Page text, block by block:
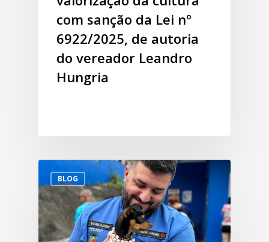
com sanção da Lei nº
6922/2025, de autoria
do vereador Leandro
Hungria
BLOG